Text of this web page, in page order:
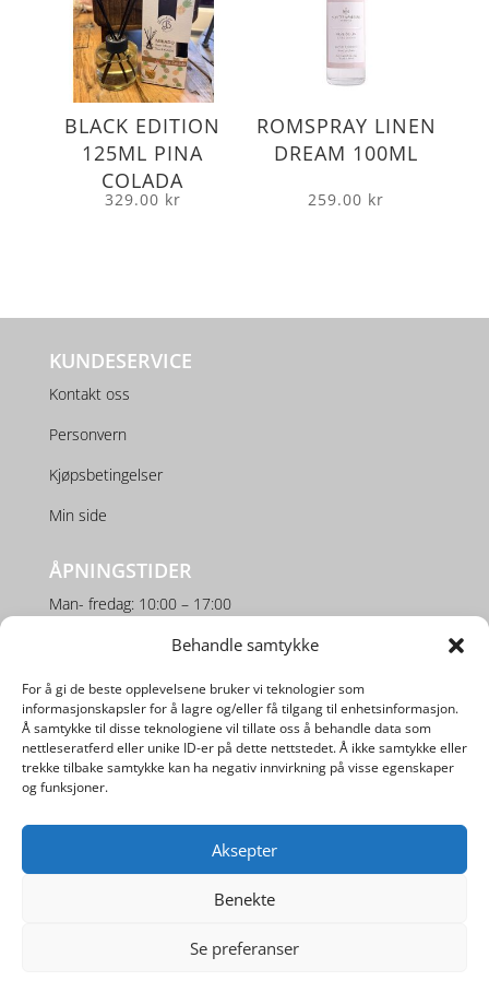
Behandle samtykke
For å gi de beste opplevelsene bruker vi teknologier som
informasjonskapsler for å lagre og/eller få tilgang til enhetsinformasjon.
Å samtykke til disse teknologiene vil tillate oss å behandle data som
nettleseratferd eller unike ID-er på dette nettstedet. Å ikke samtykke eller
trekke tilbake samtykke kan ha negativ innvirkning på visse egenskaper
og funksjoner.
Aksepter
Benekte
Se preferanser
BLACK EDITION
125ML PINA
COLADA
329.00 kr
ROMSPRAY LINEN
DREAM 100ML
259.00 kr
KUNDESERVICE
Kontakt oss
Personvern
Kjøpsbetingelser
Min side
ÅPNINGSTIDER
Man- fredag: 10:00 – 17:00
Lørdag: 10:00 – 16:00
SOSIALE MEDIER
Utviklet avDigipos AS